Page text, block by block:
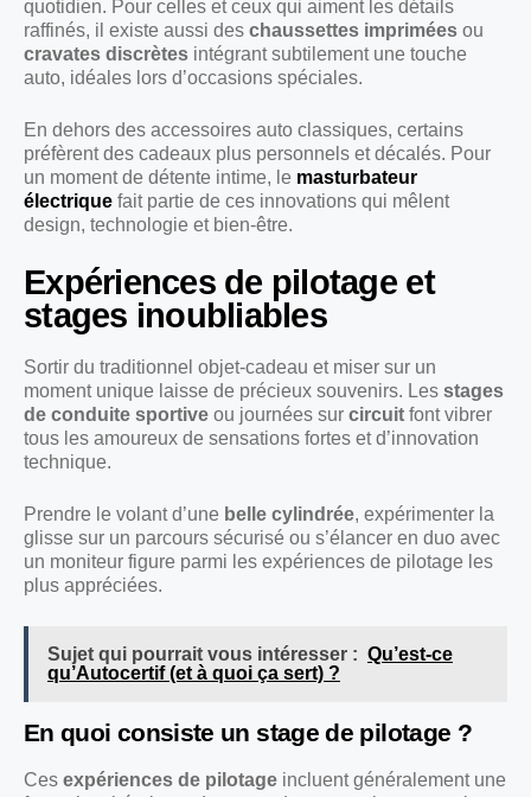
quotidien. Pour celles et ceux qui aiment les détails
raffinés, il existe aussi des chaussettes imprimées ou
cravates discrètes intégrant subtilement une touche
auto, idéales lors d’occasions spéciales.
En dehors des accessoires auto classiques, certains
préfèrent des cadeaux plus personnels et décalés. Pour
un moment de détente intime, le masturbateur
électrique fait partie de ces innovations qui mêlent
design, technologie et bien-être.
Expériences de pilotage et
stages inoubliables
Sortir du traditionnel objet-cadeau et miser sur un
moment unique laisse de précieux souvenirs. Les stages
de conduite sportive ou journées sur circuit font vibrer
tous les amoureux de sensations fortes et d’innovation
technique.
Prendre le volant d’une belle cylindrée, expérimenter la
glisse sur un parcours sécurisé ou s’élancer en duo avec
un moniteur figure parmi les expériences de pilotage les
plus appréciées.
Sujet qui pourrait vous intéresser : Qu’est-ce
qu’Autocertif (et à quoi ça sert) ?
En quoi consiste un stage de pilotage ?
Ces expériences de pilotage incluent généralement une